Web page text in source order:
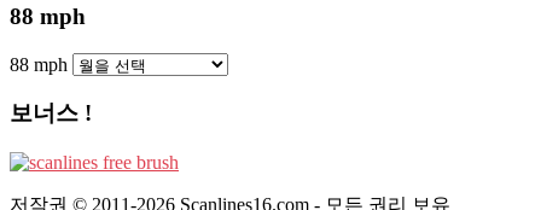
88 mph
88 mph
보너스 !
저작권 © 2011-2026 Scanlines16.com - 모든 권리 보유